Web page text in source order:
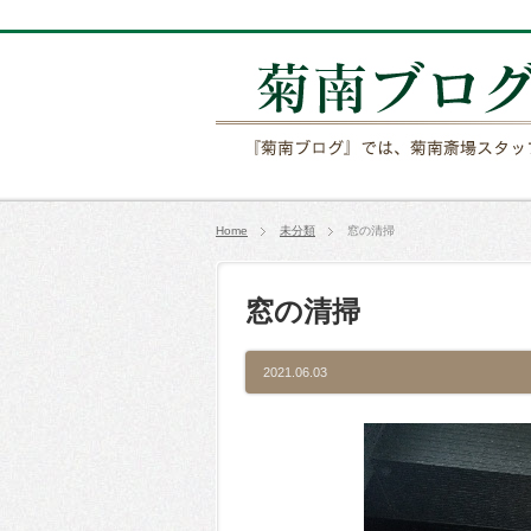
Home 未分類 窓の清掃
窓の清掃
2021.06.03